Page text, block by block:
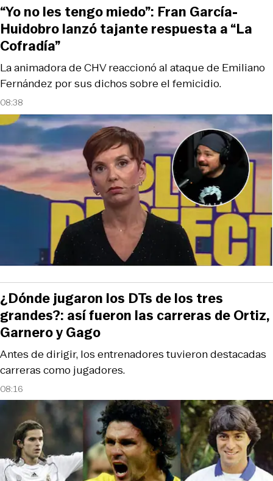
08:38
La animadora de CHV reaccionó al ataque de Emiliano
Fernández por sus dichos sobre el femicidio.
“Yo no les tengo miedo”: Fran García-
Huidobro lanzó tajante respuesta a “La
Cofradía”
08:16
Antes de dirigir, los entrenadores tuvieron destacadas
carreras como jugadores.
¿Dónde jugaron los DTs de los tres
grandes?: así fueron las carreras de Ortiz,
Garnero y Gago